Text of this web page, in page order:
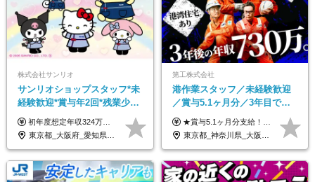
株式会社サンリオ
サンリオショップスタッフ*未
経験歓迎*賞与年2回*残業少な
め*産育休取得実績豊富*可愛
い制服*社割有
初年度想定年収324万円～690万円！ ◆全国一律 月給230,000円～＋賞与＋通勤手当＋役職手当＋時間外手当 《手当充実！》 ＊昇給/年1回 ＊賞与/年2回（7月/12月） ＊通勤手当：交通費支給（規定あり） ＊時間外手当 ＊販売職手当 ＊役職手当 《キャリアパス》 ▼店長（32歳）／年収400万円 ▼トレーナー（37歳）／年収500万円 ▼SV（40歳）／年収570万円 ※SVとして活躍された場合、574万円以上に昇給も目指せます。 日頃のお店での頑張りをしっかり評価する体制を整えており、 ご自身の努力次第で昇給する制度を用意しています！ 《ゆくゆくは・・・》 ■店舗スタッフをとりまとめ、お店づくりを主体で行う店長へ ■複数店舗を統括するトレーナーへとキャリアアップ ■様々な規模の店舗を経験しSVとして活躍した後は、本社の教育担当や店舗支援を担う本部スタッフとして活躍いただけます。 ※経験・能力を考慮の上、当社規定により優遇いたします。 ※入社日から6カ月間の試用期間あり。その間の待遇に差異はありません。
東京都_大阪府_愛知県_北海道_栃木県_静岡県_兵庫県_京都府_福岡県
第工株式会社
港作業スタッフ／未経験歓迎
／賞与5.1ヶ月分／3年目で年
収730万円も可／食事手当あり
／年休120日以上
★賞与5.1ヶ月分支給！ ★入社3年目・30代で年収730万円の先輩も活躍中！ ★入社1年目・20代で月収29万円の実績あり 月給：22.5万円～30.5万円＋各種手当＋賞与年2回＋残業代全額支給 ※経験・能力などを考慮のうえ決定します ※上記月給には食事手当(5000円／月）を含みます ※残業代は分単位で100％支給いたします ※試用期間3ヶ月。その間の給与・待遇に差異はありません 【月収例】 ◆33.5万円／31歳 入社7か月 ◆38.5万円／32歳 入社1年目 ◆48.4万円／44歳 入社12年目 ※経験・能力などを考慮のうえ決定 ※月収・給与例には休日手当も含みます 【手当詳細】 ◆交通費規定支給（上限3万5000円／月） ◆時間外手当全額支給 ◆休日出勤手当 ◆港湾住宅あり（1R・2万円台～） ◆資格取得支援制度：全額負担 ◆地域手当：関東地区1万円／月
東京都_神奈川県_大阪府_愛知県_兵庫県